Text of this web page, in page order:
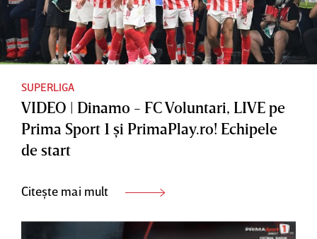
SUPERLIGA
VIDEO | Dinamo - FC Voluntari, LIVE pe
Prima Sport 1 şi PrimaPlay.ro! Echipele
de start
Citește mai mult